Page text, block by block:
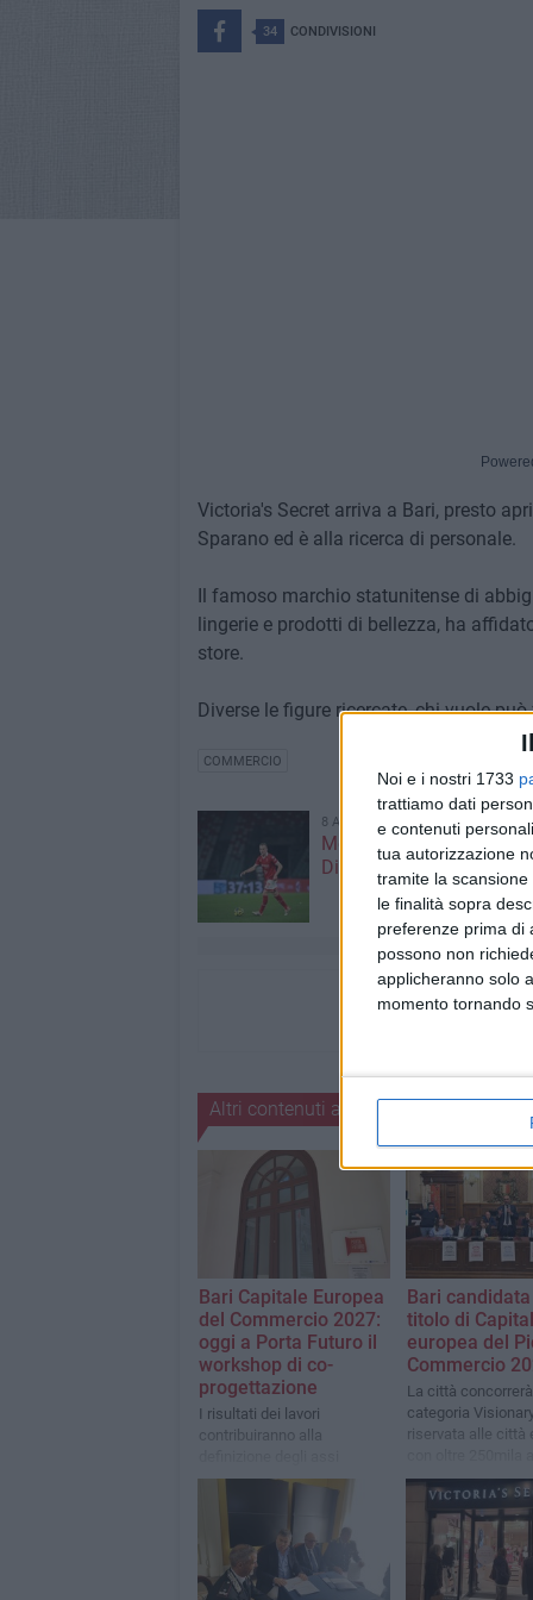
Noi e i nostri 1733
trattiamo dati
e contenuti
tua autorizzazione
tramite la
le finalità sopra
preferenze prima di
possono non
applicheranno solo
momento tornando
34 CONDIVISIONI
Victoria's Secret arriva a Bari, presto
Sparano ed è alla ricerca di personale.
Il famoso marchio statunitense di
lingerie e prodotti di bellezza, ha
store.
Diverse le figure ricercate, chi vuole
COMMERCIO
8 AGOSTO 2026
Mercato in uscita, anche
Dickmann lascia Bari
Altri contenuti a tema
Bari Capitale Europea
del Commercio 2027:
oggi a Porta Futuro il
workshop di co-
progettazione
I risultati dei lavori
contribuiranno alla
strategici e delle
candidatura
Bari
titolo di
europea del
Commercio
La città
categoria
riservata alle città